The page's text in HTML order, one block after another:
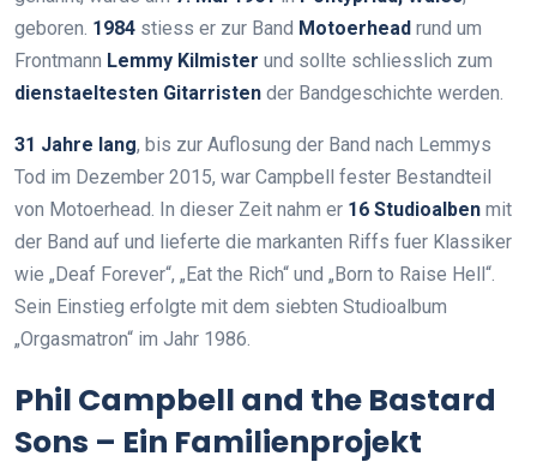
geboren. 1984 stiess er zur Band Motoerhead rund um
Frontmann Lemmy Kilmister und sollte schliesslich zum
dienstaeltesten Gitarristen der Bandgeschichte werden.
31 Jahre lang, bis zur Auflosung der Band nach Lemmys
Tod im Dezember 2015, war Campbell fester Bestandteil
von Motoerhead. In dieser Zeit nahm er 16 Studioalben mit
der Band auf und lieferte die markanten Riffs fuer Klassiker
wie „Deaf Forever“, „Eat the Rich“ und „Born to Raise Hell“.
Sein Einstieg erfolgte mit dem siebten Studioalbum
„Orgasmatron“ im Jahr 1986.
Phil Campbell and the Bastard
Sons – Ein Familienprojekt